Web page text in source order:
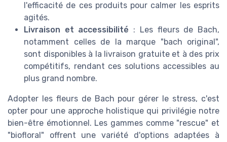
l'efficacité de ces produits pour calmer les esprits
agités.
Livraison et accessibilité : Les fleurs de Bach,
notamment celles de la marque "bach original",
sont disponibles à la livraison gratuite et à des prix
compétitifs, rendant ces solutions accessibles au
plus grand nombre.
Adopter les fleurs de Bach pour gérer le stress, c'est
opter pour une approche holistique qui privilégie notre
bien-être émotionnel. Les gammes comme "rescue" et
"biofloral" offrent une variété d'options adaptées à